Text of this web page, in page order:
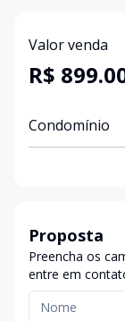
Valor venda
R$
Condomínio
Proposta
Preencha os
entre em